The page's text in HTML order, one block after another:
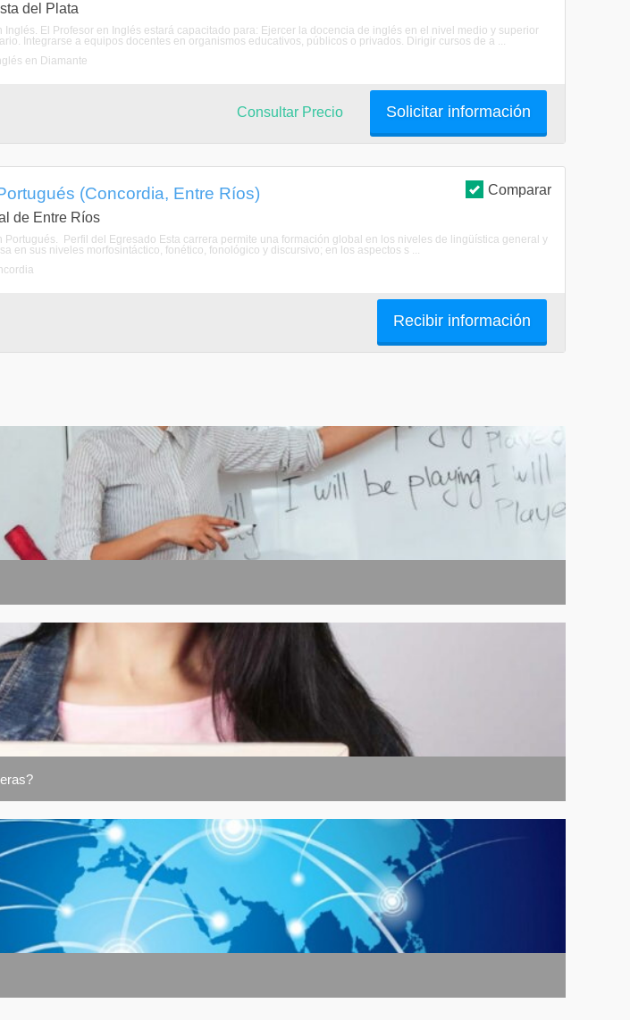
del Plata
Inglés. El Profesor en Inglés estará capacitado para: Ejercer la docencia de inglés en el nivel medio y superior
Integrarse a equipos docentes en organismos educativos, públicos o privados. Dirigir cursos de a ...
en Diamante
Solicitar información
Consultar Precio
Comparar
(Concordia, Entre Ríos)
de Entre Ríos
Portugués. Perfil del Egresado Esta carrera permite una formación global en los niveles de lingüística general y
en sus niveles morfosintáctico, fonético, fonológico y discursivo; en los aspectos s ...
Recibir información